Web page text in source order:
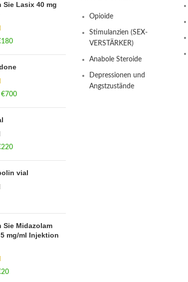
Sie Lasix 40 mg
180Price range: €90
€700Price range: €140
220Price range: €25
vial
Sie Midazolam
mg/ml Injektion
20Price range: €15
Opioide
Stimulanzien (SEX-
VERSTÄRKER)
Anabole Steroide
Depressionen und
Angstzustände